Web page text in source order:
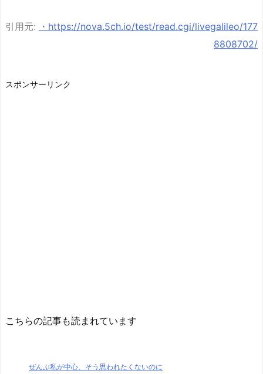
引用元:
・https://nova.5ch.io/test/read.cgi/livegalileo/177
8808702/
スポンサーリンク
こちらの記事も読まれています
ぜんぶ私が中心、そう思われたくないのに